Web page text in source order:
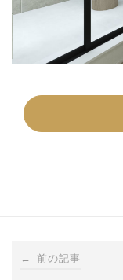
Post
← 前の記事